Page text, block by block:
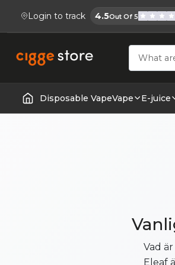
Login to track 4.5Out Of 5
Köp E-cigg, E-
Home | E-Cigarettes & Vapes
Disposable VapeVape E-juice
Vad
Eleaf